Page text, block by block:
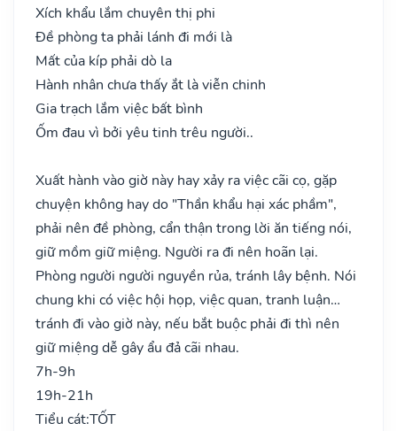
Xích khẩu lắm chuyên thị phi
Đề phòng ta phải lánh đi mới là
Mất của kíp phải dò la
Hành nhân chưa thấy ắt là viễn chinh
Gia trạch lắm việc bất bình
Ốm đau vì bởi yêu tinh trêu người..
Xuất hành vào giờ này hay xảy ra việc cãi cọ, gặp
chuyện không hay do "Thần khẩu hại xác phầm",
phải nên đề phòng, cẩn thận trong lời ăn tiếng nói,
giữ mồm giữ miệng. Người ra đi nên hoãn lại.
Phòng người người nguyền rủa, tránh lây bệnh. Nói
chung khi có việc hội họp, việc quan, tranh luận…
tránh đi vào giờ này, nếu bắt buộc phải đi thì nên
giữ miệng dễ gây ẩu đả cãi nhau.
7h-9h
19h-21h
Tiểu cát:TỐT